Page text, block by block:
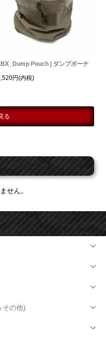
Pouch | ダンプポーチ
円(内税)
る
せん。
その他)